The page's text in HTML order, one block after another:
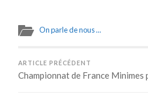
On parle de nous ...
ARTICLE PRÉCÉDENT
Championnat de France